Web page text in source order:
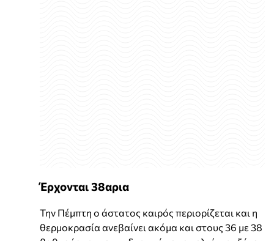
Έρχονται 38αρια
Την Πέμπτη ο άστατος καιρός περιορίζεται και η
θερμοκρασία ανεβαίνει ακόμα και στους 36 με 38